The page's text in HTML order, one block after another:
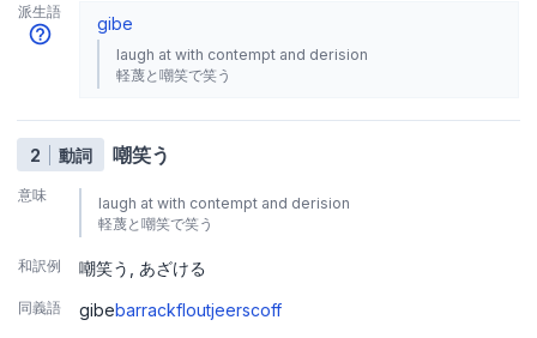
派生語
gibe
laugh at with contempt and derision
軽蔑と嘲笑で笑う
2 動詞 嘲笑う
意味
laugh at with contempt and derision
軽蔑と嘲笑で笑う
和訳例 嘲笑う あざける
同義語 gibebarrackfloutjeerscoff